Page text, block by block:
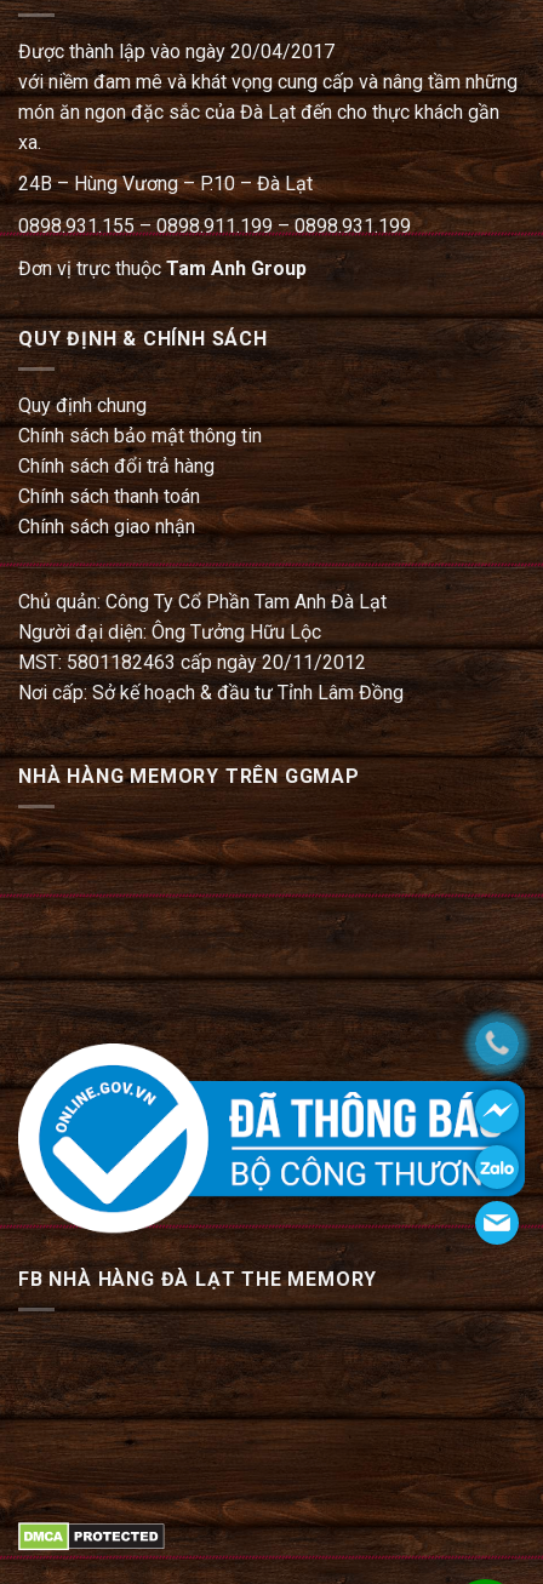
Được thành lập vào ngày 20/04/2017
với niềm đam mê và khát vọng cung cấp và nâng tầm những
món ăn ngon đặc sắc của Đà Lạt đến cho thực khách gần
xa.
24B – Hùng Vương – P.10 – Đà Lạt
0898.931.155 – 0898.911.199 – 0898.931.199
Đơn vị trực thuộcTam Anh Group
QUY ĐỊNH & CHÍNH SÁCH
Quy định chung
Chính sách bảo mật thông tin
Chính sách đổi trả hàng
Chính sách thanh toán
Chính sách giao nhận
Chủ quản: Công Ty Cổ Phần Tam Anh Đà Lạt
Người đại diện: Ông Tưởng Hữu Lộc
MST: 5801182463 cấp ngày 20/11/2012
Nơi cấp: Sở kế hoạch & đầu tư Tỉnh Lâm Đồng
NHÀ HÀNG MEMORY TRÊN GGMAP
FB NHÀ HÀNG ĐÀ LẠT THE MEMORY